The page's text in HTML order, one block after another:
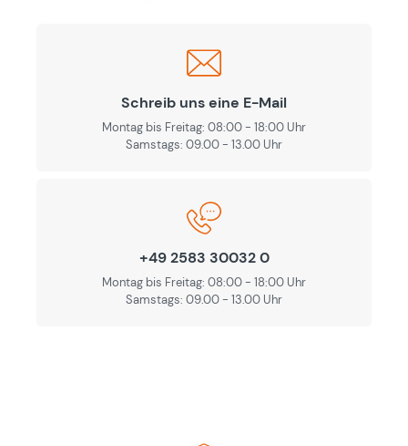
Schreib uns eine E-Mail
Montag bis Freitag: 08:00 - 18:00 Uhr
Samstags: 09.00 - 13.00 Uhr
+49 2583 30032 0
Montag bis Freitag: 08:00 - 18:00 Uhr
Samstags: 09.00 - 13.00 Uhr